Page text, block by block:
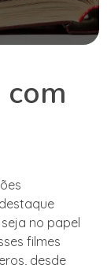
no papel
filmes
desde